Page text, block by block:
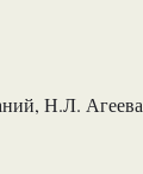
Н.Л. Агеева